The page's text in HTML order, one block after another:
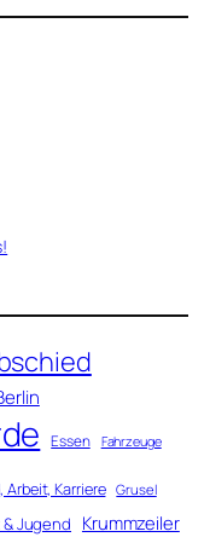
Essen Fahrzeuge
Arbeit, Karriere Grusel
Jugend Krummzeiler